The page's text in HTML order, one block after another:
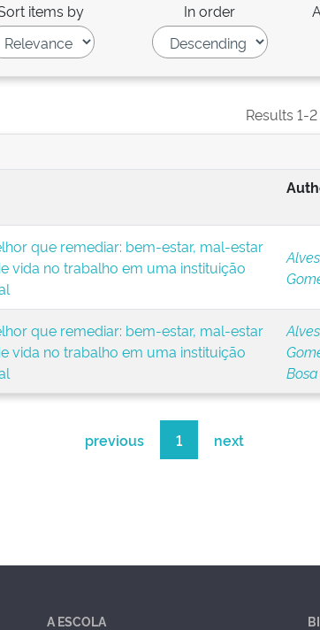
items by In order
Results 1-
que remediar: bem-estar, mal-estar
vida no trabalho em uma instituição
que remediar: bem-estar, mal-estar
vida no trabalho em uma instituição
previous 1 next
A ESCOLA